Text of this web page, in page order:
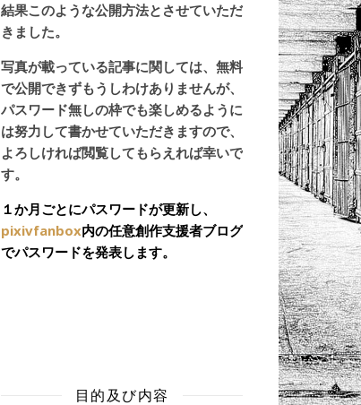
結果このような公開方法とさせていただ
きました。
写真が載っている記事に関しては、無料
で公開できずもうしわけありませんが、
パスワード無しの枠でも楽しめるように
は努力して書かせていただきますので、
よろしければ閲覧してもらえれば幸いで
す。
１か月ごとにパスワードが更新し、
pixivfanbox内の任意創作支援者ブログ
でパスワードを発表します。
目的及び内容